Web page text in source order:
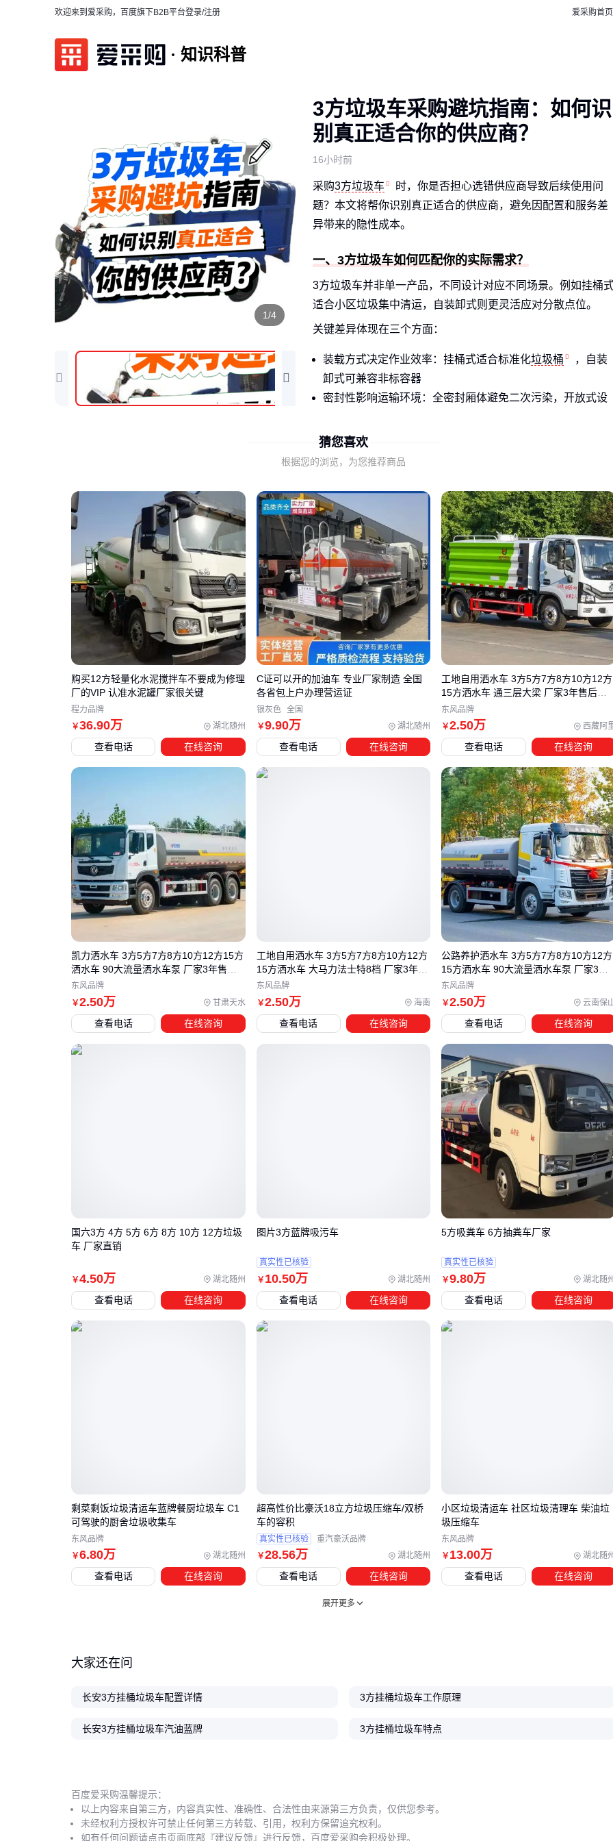
欢迎来到爱采购，百度旗下B2B平台登录/注册 爱采购首页
知识科普
1/4
3方垃圾车采购避坑指南：如何识
别真正适合你的供应商？
16小时前
采购3方垃圾车
时，你是否担心选错供应商导致后续使用问
题？本文将帮你识别真正适合的供应商，避免因配置和服务差
异带来的隐性成本。
一、3方垃圾车如何匹配你的实际需求？
3方垃圾车并非单一产品，不同设计对应不同场景。例如挂桶
适合小区垃圾集中清运，自装卸式则更灵活应对分散点位。
关键差异体现在三个方面：
装载方式决定作业效率：挂桶式适合标准化垃圾桶
，自装
卸式可兼容非标容器
密封性影响运输环境：全密封厢体避免二次污染，开放式设
底盘配置关联通过性：双钢板结构更适合复杂路面，轻型底
盘则侧重城市穿梭
是需要频繁进出狭窄巷道？这直接决定你应该关注3方挂桶垃
车
还是其他变型。
二、为什么同样标称3方的垃圾车实际表现差异大？
容积只是基础参数，真正影响使用体验的是三个隐藏维度：
有效装载率：厢体结构决定实际可利用空间，弧形设计比方
形多装15%左右
动力匹配度：汽油机适合短途高频作业，柴油机在重载长距
离时更稳定
人机工程细节：操作杆位置、卸料角度等设计直接影响工作
特别注意蓝牌3方垃圾车
的特殊要求：既要满足3立方容积，
又需控制总质量在4.5吨内，这对底盘轻量化提出更高要求。
可靠的供应商会主动询问你的作业频次、垃圾成分等细节，而
非简单报价。这些使用场景数据才是选型的真正依据。
三、如何根据使用场景选择3方垃圾车？
选择3方垃圾车时，首先要明确实际使用场景和需求。不同场
对车辆的性能、配置和功能要求差异明显，盲目选择可能导致
使用效率低下或维护成本增加。
城市垃圾收运：需要频繁启停和短途运输，建议选择
圾分类车
或小型垃圾车
，操作灵活且噪音低。
建筑工地或野外作业：环境复杂且垃圾种类多样，固液分离
压缩式垃圾车
更能适应恶劣条件。
大型社区或市政环卫：需要高承载力和连续作业能力，自卸
式垃圾车
或垃圾转运车 更为合适。
除了场景匹配，还需考虑车辆的具体配置。例如，蓝牌和黄牌
的选择直接影响上路权限和运营成本。蓝牌车辆通常适用于城
市内短途运输，而黄牌车辆适合长途或重型作业。
如果您的需求更偏向于垃圾分类或特殊垃圾处理， 垃圾分类车
可能是更好的替代方案。这类车辆通常具备更强
的分拣或固液分离能力，适合处理餐厨垃圾或工业废料。
最终选型时，建议结合预算和长期维护成本综合评估。例如，
电动车型虽然初始投入较高，但长期使用成本更低；而柴油车
四、采购3方垃圾车后，这些配套设备能提升使用效率
许多用户在采购3方垃圾车后才发现，仅靠主设备难以满足实
作业需求。比如运输过程中垃圾散落、无法实时监控载重、恶
劣天气下污水渗漏等问题，都可能影响作业效率和环境卫生。
以垃圾车称重系统为例，优质产品应具备动态称重精度高、
IP68防护等级和超载报警功能。这类设备虽然会增加初期投
入，但能帮助优化车辆调度，长期来看反而可能降低运营成
五、这些使用细节决定了3方垃圾车的实际寿命
止杂质损坏精密部件；轮胎选择要考虑耐磨性和承载能力，避
免频繁更换；冬季作业后要及时排空水箱，防止冻裂管路。
选择3方垃圾车供应商时，既要关注主设备参数是否符合作业
求，也要考察其配套方案完整性和售后服务响应速度。可靠的
猜您喜欢
根据您的浏览，为您推荐商品
￥36.90万 湖北随州
购买12方轻量化水泥搅拌车不要成为修理
厂的VIP 认准水泥罐厂家很关键
程力品牌
查看电话 在线咨询
￥9.90万 湖北随州
C证可以开的加油车 专业厂家制造 全国
各省包上户办理营运证
银灰色 全国
查看电话 在线咨询
￥2.50万 西藏阿
工地自用洒水车 3方5方7方8方10方12方
15方洒水车 通三层大梁 厂家3年售后服
务
东风品牌
查看电话 在线咨询
￥2.50万 甘肃天水
凯力洒水车 3方5方7方8方10方12方15方
洒水车 90大流量洒水车泵 厂家3年售后
服务
东风品牌
查看电话 在线咨询
￥2.50万 海南
工地自用洒水车 3方5方7方8方10方12方
15方洒水车 大马力法士特8档 厂家3年售
后服务
东风品牌
查看电话 在线咨询
￥2.50万 云南保
公路养护洒水车 3方5方7方8方10方12方
15方洒水车 90大流量洒水车泵 厂家3年
售后服务
东风品牌
查看电话 在线咨询
￥4.50万 湖北随州
车 厂家直销
查看电话 在线咨询
￥10.50万 湖北随州
图片3方蓝牌吸污车
真实性已核验
查看电话 在线咨询
￥9.80万 湖北随
5方吸粪车 6方抽粪车厂家
真实性已核验
查看电话 在线咨询
￥6.80万 湖北随州
剩菜剩饭垃圾清运车蓝牌餐厨垃圾车 C1
可驾驶的厨舍垃圾收集车
东风品牌
查看电话 在线咨询
￥28.56万 湖北随州
超高性价比豪沃18立方垃圾压缩车/双桥
车的容积
真实性已核验 重汽豪沃品牌
查看电话 在线咨询
￥ 13.00万 湖北随
小区垃圾清运车 社区垃圾清理车 柴油垃
圾压缩车
东风品牌
查看电话 在线咨询
展开更多
大家还在问
长安3方挂桶垃圾车配置详情 3方挂桶垃圾车工作原理
长安3方挂桶垃圾车汽油蓝牌 3方挂桶垃圾车特点
百度爱采购温馨提示：
以上内容来自第三方，内容真实性、准确性、合法性由来源第三方负责，仅供您参考。
未经权利方授权许可禁止任何第三方转载、引用，权利方保留追究权利。
如有任何问题请点击页面底部『建议反馈』进行反馈，百度爱采购会积极处理。